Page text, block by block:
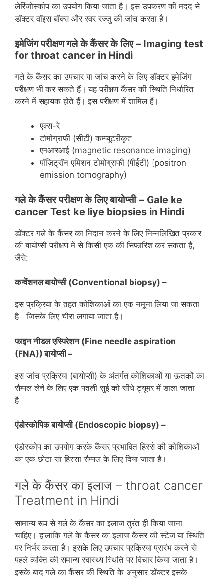
लेरिंजोस्‍कोप का उपयोग किया जाता है। इस उपकरण की मदद से
डॉक्‍टर वॉइस बॉक्‍स और स्‍वर रज्‍जु की जांच करता है।
इमेजिंग परीक्षण गले के कैंसर के लिए – Imaging test
for throat cancer in Hindi
गले के कैंसर का उपचार या जांच करने के लिए डॉक्‍टर इमेजिंग
परीक्षण भी कर सकते हैं। यह परीक्षण कैंसर की स्थिति निर्धारित
करने में सहायक होते हैं। इस परीक्षण में शामिल हैं।
एक्‍स-रे
टोमोग्राफी (सीटी) कम्‍प्‍यूटरीकृत
एमआरआई (magnetic resonance imaging)
पॉज़िट्रॉन एमिशन टोमोग्राफी (पीईटी) (positron
emission tomography)
गले के कैंसर परीक्षण के लिएबायोप्सी – Gale ke
cancer Test ke liye biopsies in Hindi
डॉक्टर गले के कैंसर का निदान करने के लिए निम्नलिखित प्रकार
की बायोप्सी परीक्षण में से किसी एक की सिफारिश कर सकता है,
जैसे:
कन्वेंशनल बायोप्सी (Conventional biopsy) –
इस प्रक्रिया के तहत कोशिकाओं का एक नमूना लिया जा सकता
है। जिसके लिए चीरा लगाया जाता है।
फाइन नीडल एस्पिरेशन (Fine needle aspiration
(FNA)) बायोप्सी –
इस जांच प्रक्रिया (बायोप्सी) के अंतर्गत कोशिकाओं या ऊतकों का
सैम्‍पल लेने के लिए एक पतली सुई को सीधे ट्यूमर में डाला जाता
है।
एंडोस्कोपिक बायोप्सी (Endoscopic biopsy) –
एंडोस्कोप का उपयोग करके कैंसर प्रभावित हिस्‍से की कोशिकाओं
का एक छोटा सा हिस्‍सा सैम्‍पल के लिए दिया जाता है।
गले के कैंसर का इलाज – throat cancer
Treatment in Hindi
सामान्‍य रूप से गले के कैंसर का इलाज तुरंत ही किया जाना
चाहिए। हालांकि गले के कैंसर का इलाज कैंसर की स्‍टेज या स्थिति
पर निर्भर करता है। इसके लिए उपचार प्रक्रिया प्रारंभ करने से
पहले व्‍यक्ति की समान्‍य स्‍वास्‍थ्‍य स्थिति पर विचार किया जाता है।
इसके बाद गले का कैंसर की स्थिति के अनुसार डॉक्‍टर इसके